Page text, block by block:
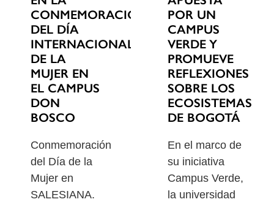
CONMEMORACIÓN
DEL DÍA
INTERNACIONAL
DE LA
MUJER EN
EL CAMPUS
DON
BOSCO
Conmemoración
del Día de la
Mujer en
SALESIANA.
POR UN
CAMPUS
VERDE Y
PROMUEVE
REFLEXIONES
SOBRE LOS
ECOSISTEMAS
DE BOGOTÁ
En el marco de
su iniciativa
Campus Verde,
la universidad